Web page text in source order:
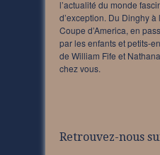
l’actualité du monde
d’exception. Du Dinghy à
Coupe d’America, en
par les enfants et petits-
de William Fife et
chez vous.
Retrouvez-nous